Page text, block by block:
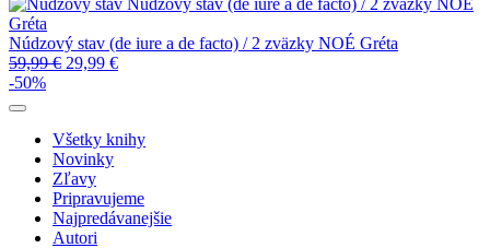
Núdzový stav (de iure a de facto) / 2 zväzky NOÉ
Gréta
Núdzový stav (de iure a de facto) / 2 zväzky NOÉ Gréta
59,99€ 29,99 €
-50%
Všetky knihy
Novinky
Zľavy
Pripravujeme
Najpredávanejšie
Autori